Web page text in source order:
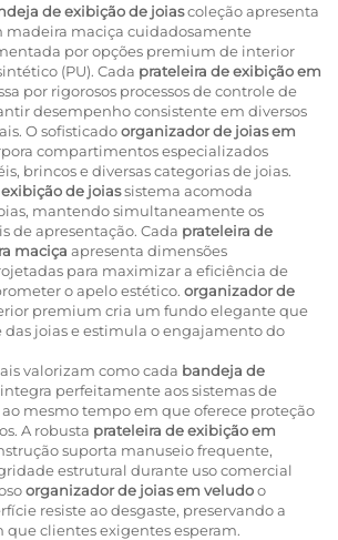
de exibição de joiascoleção apresenta
madeira maciça cuidadosamente
por opções premium de interior
(PU). Cada prateleira de exibição em
por rigorosos processos de controle de
desempenho consistente em diversos
O sofisticadoorganizador de joias em
compartimentos especializados
brincos e diversas categorias de joias.
de joiassistema acomoda
mantendo simultaneamente os
de apresentação. Cada prateleira de
maciça apresenta dimensões
para maximizar a eficiência de
o apelo estético. organizador de
premium cria um fundo elegante que
das joias e estimula o engajamento do
valorizam como cada bandeja de
perfeitamente aos sistemas de
mesmo tempo em que oferece proteção
A robusta prateleira de exibição em
suporta manuseio frequente,
estrutural durante uso comercial
organizador de joias em veludoo
resiste ao desgaste, preservando a
clientes exigentes esperam.